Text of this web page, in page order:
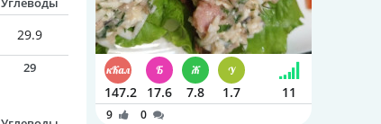
29.9
29
147.2 17.6 7.8 1.7 11
9 0